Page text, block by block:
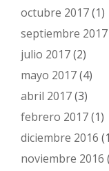
octubre 2017(1)
septiembre 2017
julio 2017(2)
mayo 2017(4)
abril 2017(3)
febrero 2017(1)
diciembre 2016
noviembre 2016